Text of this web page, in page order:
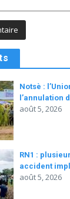
Notsè :
l’annulation
août 5, 2026
RN1 :
accident
août 5, 2026